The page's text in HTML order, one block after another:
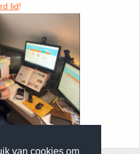
van cookies om
lid!